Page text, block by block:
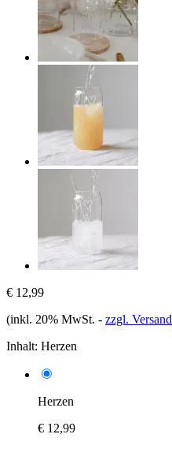
€ 12,99
(inkl. 20% MwSt. - zzgl. Versand
Inhalt: Herzen
Herzen
€ 12,99